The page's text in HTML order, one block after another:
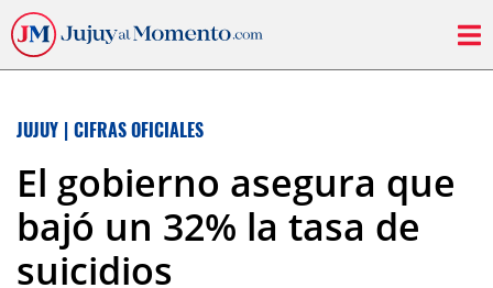
JUJUY | CIFRAS OFICIALES
El gobierno asegura que
bajó un 32% la tasa de
suicidios